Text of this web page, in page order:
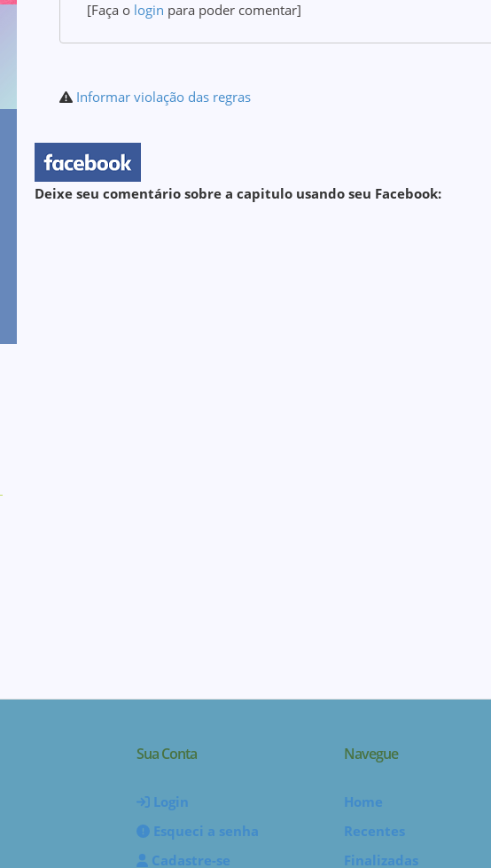
[Faça o login para poder comentar]
Informar violação das regras
Deixe seu comentário sobre a capitulo usando seu Facebook:
Sua Conta
Login
Esqueci a senha
Cadastre-se
Navegue
Home
Recentes
Finalizadas